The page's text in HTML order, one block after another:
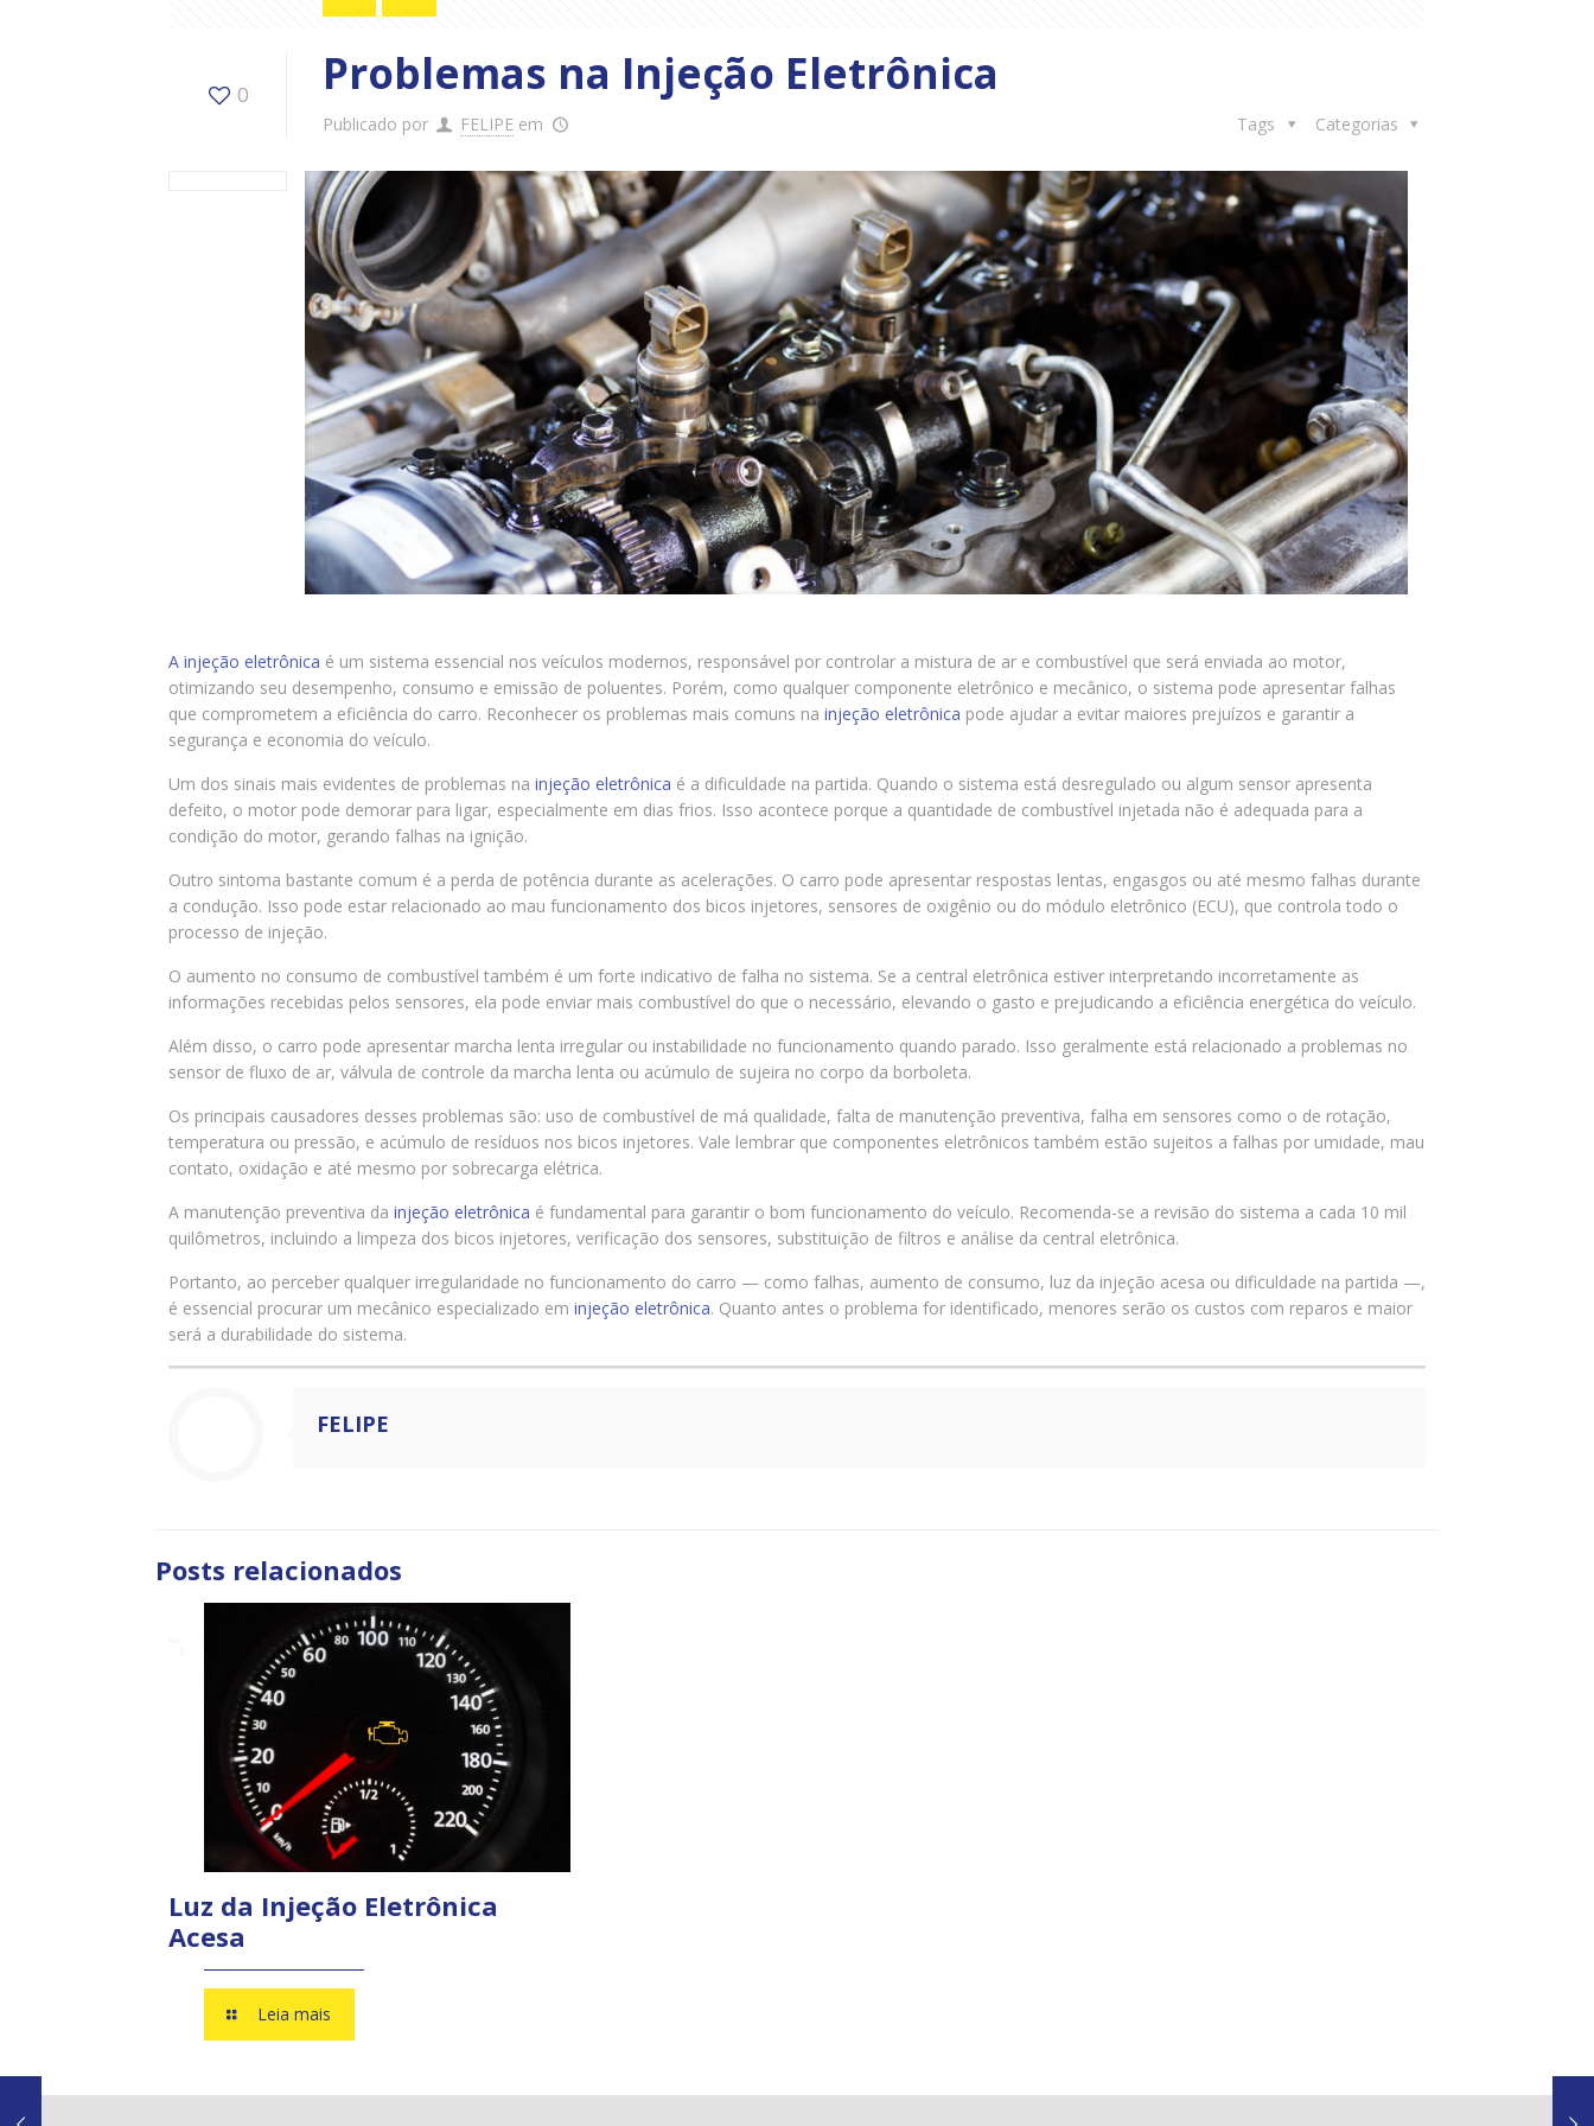
0 Problemas na Injeção Eletrônica
Publicado por FELIPE em Categorias
Tags
A injeção eletrônica é um sistema essencial nos veículos modernos, responsável por controlar a mistura de ar e combustível que será enviada ao motor,
otimizando seu desempenho, consumo e emissão de poluentes. Porém, como qualquer componente eletrônico e mecânico, o sistema pode apresentar falhas
que comprometem a eficiência do carro. Reconhecer os problemas mais comuns na injeção eletrônica pode ajudar a evitar maiores prejuízos e garantir a
segurança e economia do veículo.
Um dos sinais mais evidentes de problemas na injeção eletrônica é a dificuldade na partida. Quando o sistema está desregulado ou algum sensor apresenta
defeito, o motor pode demorar para ligar, especialmente em dias frios. Isso acontece porque a quantidade de combustível injetada não é adequada para a
condição do motor, gerando falhas na ignição.
Outro sintoma bastante comum é a perda de potência durante as acelerações. O carro pode apresentar respostas lentas, engasgos ou até mesmo falhas durante
a condução. Isso pode estar relacionado ao mau funcionamento dos bicos injetores, sensores de oxigênio ou do módulo eletrônico (ECU), que controla todo o
processo de injeção.
O aumento no consumo de combustível também é um forte indicativo de falha no sistema. Se a central eletrônica estiver interpretando incorretamente as
informações recebidas pelos sensores, ela pode enviar mais combustível do que o necessário, elevando o gasto e prejudicando a eficiência energética do veículo.
Além disso, o carro pode apresentar marcha lenta irregular ou instabilidade no funcionamento quando parado. Isso geralmente está relacionado a problemas no
sensor de fluxo de ar, válvula de controle da marcha lenta ou acúmulo de sujeira no corpo da borboleta.
Os principais causadores desses problemas são: uso de combustível de má qualidade, falta de manutenção preventiva, falha em sensores como o de rotação,
temperatura ou pressão, e acúmulo de resíduos nos bicos injetores. Vale lembrar que componentes eletrônicos também estão sujeitos a falhas por umidade, mau
contato, oxidação e até mesmo por sobrecarga elétrica.
A manutenção preventiva da injeção eletrônica é fundamental para garantir o bom funcionamento do veículo. Recomenda-se a revisão do sistema a cada 10 mil
quilômetros, incluindo a limpeza dos bicos injetores, verificação dos sensores, substituição de filtros e análise da central eletrônica.
Portanto, ao perceber qualquer irregularidade no funcionamento do carro — como falhas, aumento de consumo, luz da injeção acesa ou dificuldade na partida —,
é essencial procurar um mecânico especializado em injeção eletrônica. Quanto antes o problema for identificado, menores serão os custos com reparos e maior
será a durabilidade do sistema.
FELIPE
Posts relacionados
Luz da Injeção Eletrônica
Acesa
Leia mais